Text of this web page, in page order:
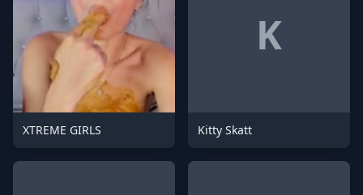
XTREME GIRLS
K
Kitty Skatt